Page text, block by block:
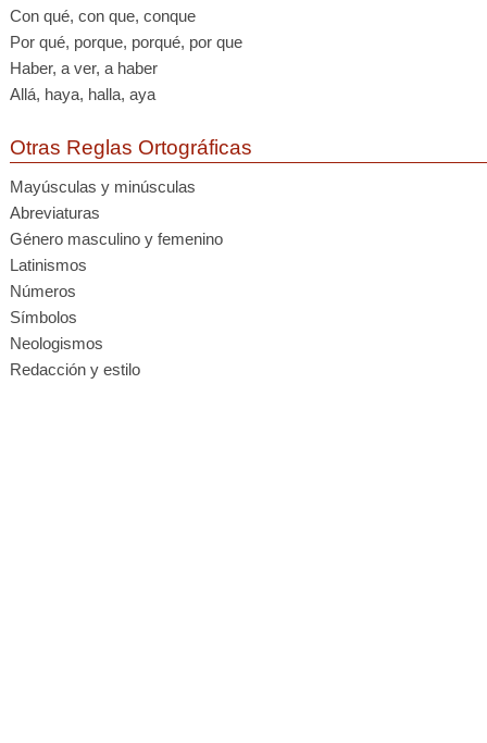
Con qué, con que, conque
Por qué, porque, porqué, por que
Haber, a ver, a haber
Allá, haya, halla, aya
Otras Reglas Ortográficas
Mayúsculas y minúsculas
Abreviaturas
Género masculino y femenino
Latinismos
Números
Símbolos
Neologismos
Redacción y estilo